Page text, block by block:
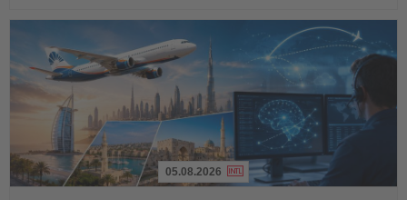
05.08.2026